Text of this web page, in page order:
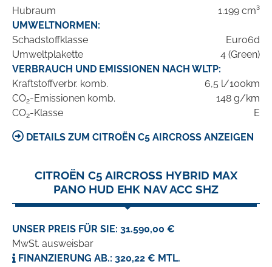
Hubraum
1.199 cm³
UMWELTNORMEN:
Schadstoffklasse
Euro6d
Umweltplakette
4 (Green)
VERBRAUCH UND EMISSIONEN NACH WLTP:
Kraftstoffverbr. komb.
6,5 l/100km
CO2-Emissionen komb.
148 g/km
CO2-Klasse E
DETAILS ZUM CITROËN C5 AIRCROSS ANZEIGEN
CITROËN C5 AIRCROSS HYBRID MAX
PANO HUD EHK NAV ACC SHZ
UNSER PREIS FÜR SIE: 31.590,00 €
MwSt. ausweisbar
FINANZIERUNG AB.: 320,22 € MTL.